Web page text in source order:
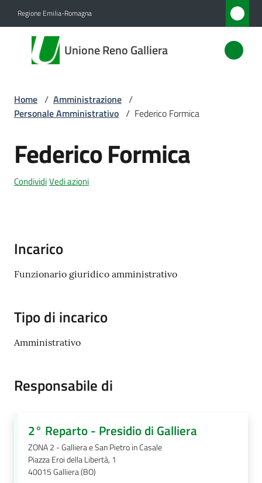
Regione Emilia-Romagna
Unione Reno Galliera
Unione
Reno
Novità
Servizi
Amministrazione
trasparente
argomenti...
Seguici
Home / Amministrazione /
Personale Amministrativo / Federico Formica
Salta al contenuto
Federico Formica
CondividiVedi azioni
Incarico
Funzionario giuridico amministrativo
Tipo di incarico
Amministrativo
Responsabile di
2° Reparto - Presidio di Galliera
ZONA 2 - Galliera e San Pietro in Casale
Piazza Eroi della Libertà, 1
40015Galliera (BO)